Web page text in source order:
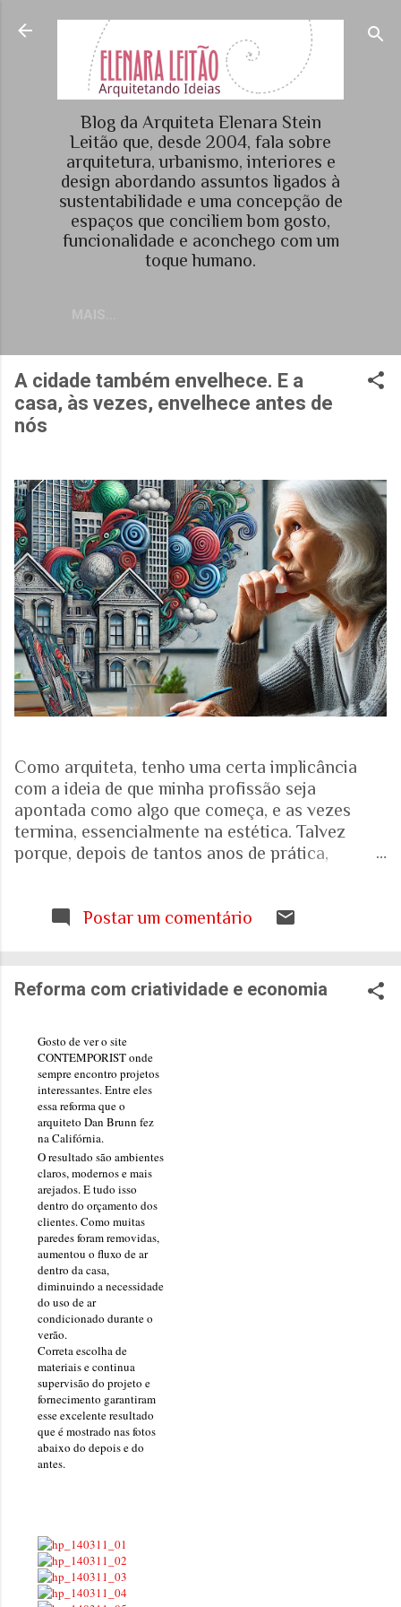
Pular para o conteúdo principal
Blog da Arquiteta Elenara Stein
Leitão que, desde 2004, fala sobre
arquitetura, urbanismo, interiores e
design abordando assuntos ligados à
sustentabilidade e uma concepção de
espaços que conciliem bom gosto,
funcionalidade e aconchego com um
toque humano.
A cidade também envelhece. E a
casa, às vezes, envelhece antes de
nós
Como arquiteta, tenho uma certa implicância
com a ideia de que minha profissão seja
apontada como algo que começa, e as vezes
termina, essencialmente na estética. Talvez
porque, depois de tantos anos de prática,
cada vez mais evidente para mim que uma porta,
aquilo que aparece nas fotografias dos
mostra que o Brasil está envelhecendo
rapidamente. Aquela pirâmide etária que
aprendemos a desenhar nos livros de geografia
já não representa o país que temos. E ainda
estamos tentando entender o que isso significa
para as nossas casas, para as nossas cidades e
para o sistema de saúde. Eu costumo pensar que
há uma pergunta simples por trás de tudo isso:
onde queremos envelhecer? A resposta da
maioria das p...
Postar um comentário
Reforma com criatividade e economia
Gosto de ver o site
CONTEMPORISTonde
sempre encontro projetos
interessantes. Entre eles
essa reforma que o
arquiteto Dan Brunn fez
na Califórnia.
O resultado são ambientes
claros, modernos e mais
arejados. E tudo isso
dentro do orçamento dos
clientes. Como muitas
paredes foram removidas,
aumentou o fluxo de ar
dentro da casa,
diminuindo a necessidade
do uso de ar
condicionado durante o
verão.
Correta escolha de
materiais e continua
supervisão do projeto e
fornecimento garantiram
esse excelente resultado
que é mostrado nas fotos
abaixo do depois e do
antes.